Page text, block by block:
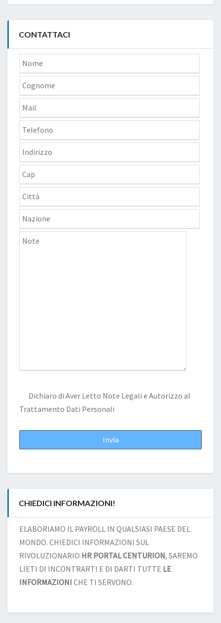
CONTATTACI
Dichiaro di Aver Letto Note Legali e Autorizzo al
Trattamento Dati Personali
CHIEDICI INFORMAZIONI!
ELABORIAMO IL PAYROLL IN QUALSIASI PAESE DEL
MONDO. CHIEDICI INFORMAZIONI SUL
RIVOLUZIONARIO HR PORTAL CENTURION, SAREMO
LIETI DI INCONTRARTI E DI DARTI TUTTE LE
INFORMAZIONI CHE TI SERVONO.